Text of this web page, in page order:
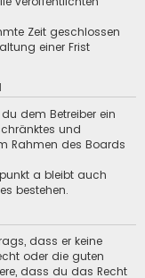
Zeit geschlossen
einer Frist
dem Betreiber ein
und
Rahmen des Boards
a bleibt auch
bestehen.
dass er keine
oder die guten
dass du das Recht